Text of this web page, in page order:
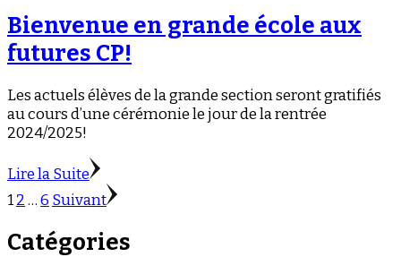
Bienvenue en grande école aux
futures CP!
Les actuels élèves de la grande section seront gratifiés
au cours d’une cérémonie le jour de la rentrée
2024/2025!
Lire la Suite
Pagination
publications
Page
1Page
2… Page
6 Suivant
Catégories